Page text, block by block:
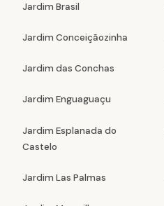
Jardim Brasil
Jardim Conceiçãozinha
Jardim das Conchas
Jardim Enguaguaçu
Jardim Esplanada do
Castelo
Jardim Las Palmas